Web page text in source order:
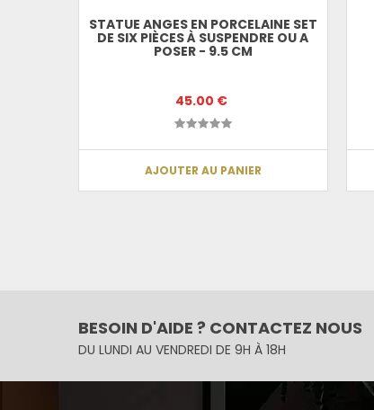
STATUE ANGES EN PORCELAINE SET
DE SIX PIÈCES À SUSPENDRE OU A
POSER - 9.5 CM
45.00 €
AJOUTER AU PANIER
BESOIN D'AIDE ? CONTACTEZ NOUS
DU LUNDI AU VENDREDI DE 9H À 18H